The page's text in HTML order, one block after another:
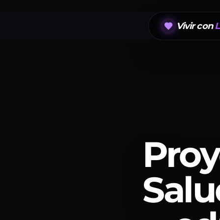
Vivir con